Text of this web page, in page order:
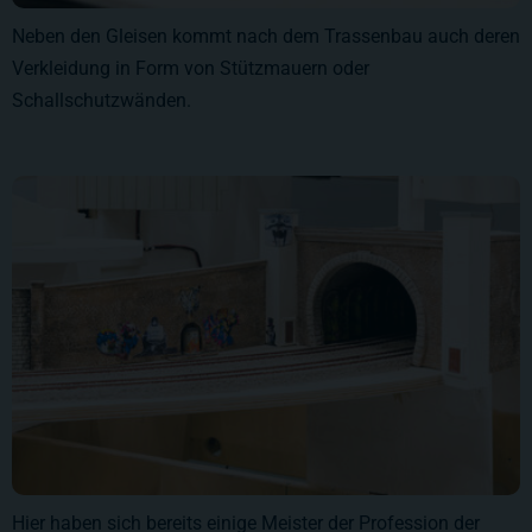
Neben den Gleisen kommt nach dem Trassenbau auch deren
Verkleidung in Form von Stützmauern oder
Schallschutzwänden.
Hier haben sich bereits einige Meister der Profession der